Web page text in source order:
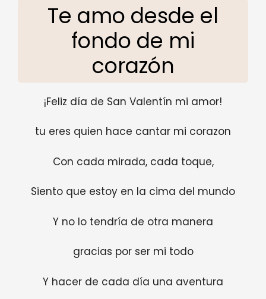
Te amo desde el
fondo de mi
corazón
¡Feliz día de San Valentín mi amor!
tu eres quien hace cantar mi corazon
Con cada mirada, cada toque,
Siento que estoy en la cima del mundo
Y no lo tendría de otra manera
gracias por ser mi todo
Y hacer de cada día una aventura